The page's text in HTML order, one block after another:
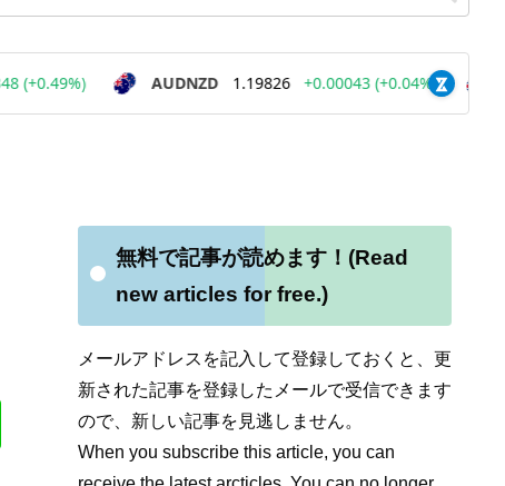
無料で記事が読めます！(Read
new articles for free.)
メールアドレスを記入して登録しておくと、更
新された記事を登録したメールで受信できます
ので、新しい記事を見逃しません。
When you subscribe this article, you can